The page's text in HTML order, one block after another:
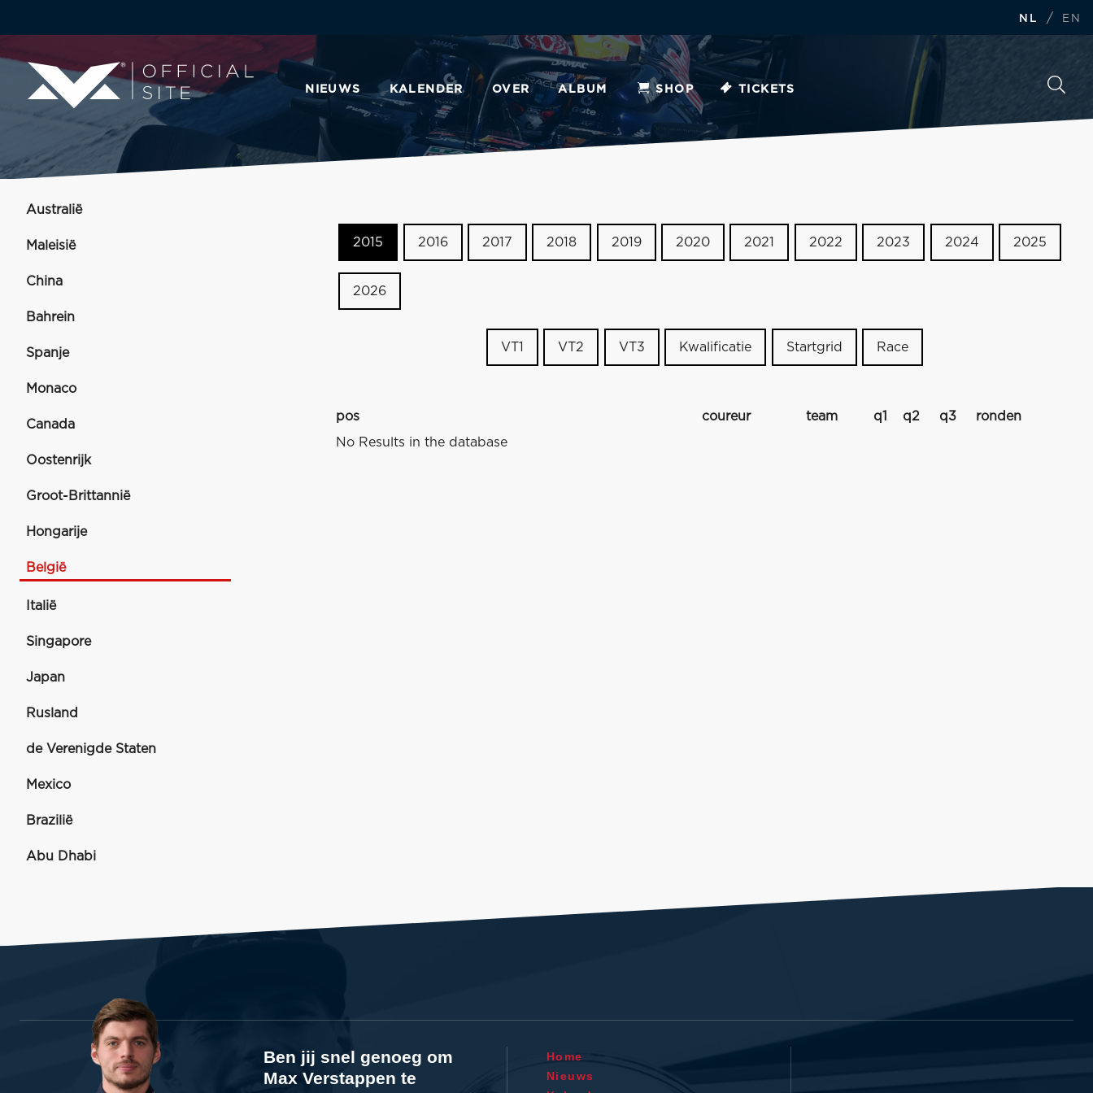
NL / EN
NIEUWS KALENDER OVER ALBUM SHOP TICKETS
Australië
Maleisië
China
Bahrein
Spanje
Monaco
Canada
Oostenrijk
Groot-Brittannië
Hongarije
België
Italië
Singapore
Japan
Rusland
de Verenigde Staten
Mexico
Brazilië
Abu Dhabi
2015 2016 2017 2018 2019 2020 2021 2022 2023 2024 2025
2026
VT1 VT2 VT3 Kwalificatie Startgrid Race
pos coureur team q1 q2 q3
ronden
No Results in the database
Ben jij snel genoeg om
Max Verstappen te
Home
Nieuws